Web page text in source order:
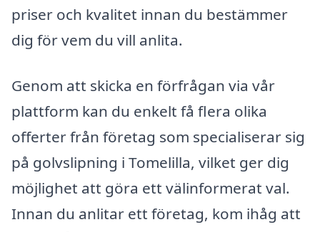
priser och kvalitet innan du bestämmer
dig för vem du vill anlita.
Genom att skicka en förfrågan via vår
plattform kan du enkelt få flera olika
offerter från företag som specialiserar sig
på golvslipning i Tomelilla, vilket ger dig
möjlighet att göra ett välinformerat val.
Innan du anlitar ett företag, kom ihåg att